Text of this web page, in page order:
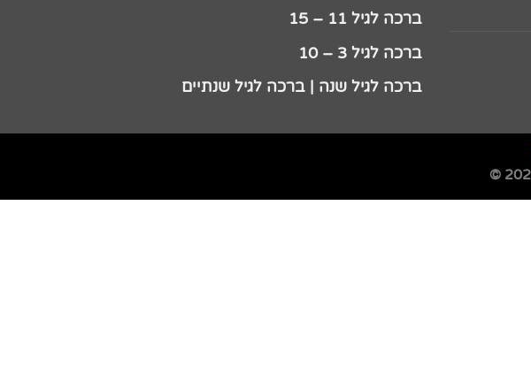
ברכה לגיל 11 – 15
ברכה לגיל 3 – 10
ברכה לגיל שנה | ברכה לגיל שנתיים